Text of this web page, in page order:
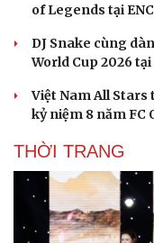
Văn học
Di sản
of Legends tại
DJ Snake cùng
World Cup 2026
Việt Nam All Stars
kỷ niệm 8 năm FC
THỜI TRANG